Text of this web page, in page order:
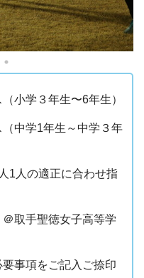
小学３年生〜6年生）
中学1年生～中学３年
1人の適正に合わせ指
取手聖徳女子高等学
事項をご記入ご捺印